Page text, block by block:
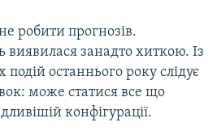
робити прогнозів.
виявилася занадто хиткою. Із
останнього року слідує
може статися все що
конфігурації.